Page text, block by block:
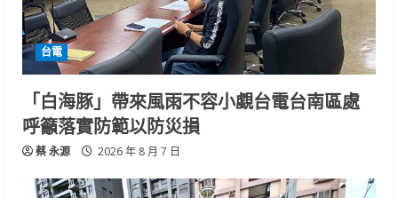
台電
「白海豚」帶來風雨不容小覷台電台南區處
呼籲落實防範以防災損
蔡 永源 2026 年 8 月 7 日